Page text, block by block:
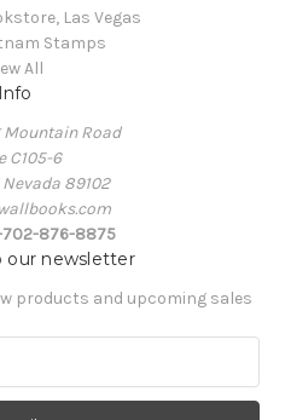
Las Vegas
Stamps
All
Info
Mountain Road
C105-6
Nevada 89102
702-876-8875
our newsletter
products and upcoming sales